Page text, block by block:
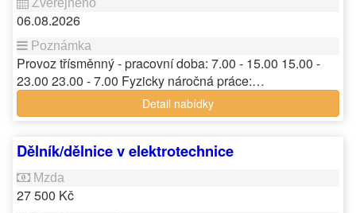
06.08.2026
Provoz třísměnný - pracovní doba: 7.00 - 15.00 15.00 -
23.00 23.00 - 7.00 Fyzicky náročná práce:…
Detail nabídky
Dělník/dělnice v elektrotechnice
27 500 Kč